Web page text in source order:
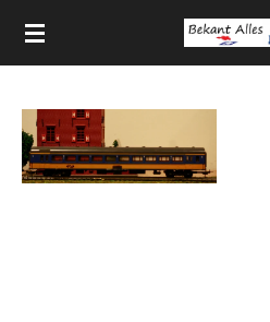
Ga
direct
hoofdinhoud